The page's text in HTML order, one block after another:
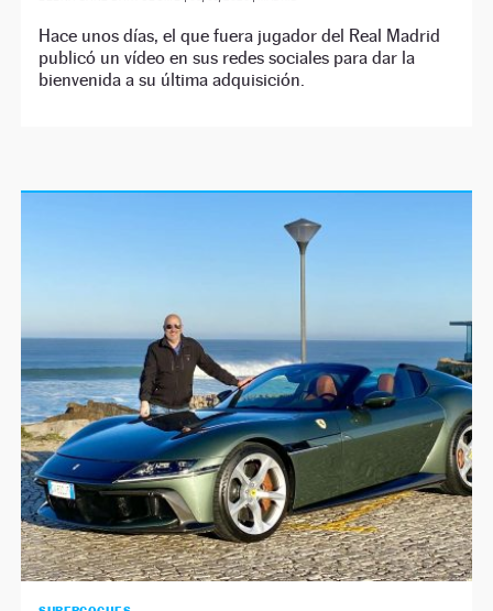
Hace unos días, el que fuera jugador del Real Madrid
publicó un vídeo en sus redes sociales para dar la
bienvenida a su última adquisición.